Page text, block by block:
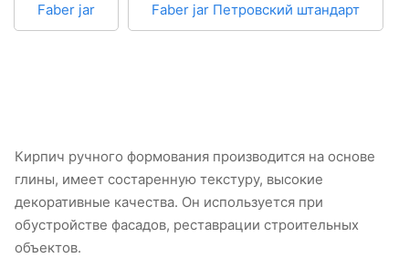
Faber jar Faber jar Петровский штандарт
Кирпич ручного формования производится на основе
глины, имеет состаренную текстуру, высокие
декоративные качества. Он используется при
обустройстве фасадов, реставрации строительных
объектов.